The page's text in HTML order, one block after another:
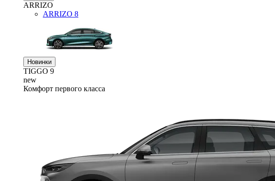
ARRIZO
ARRIZO 8
Новинки
TIGGO 9
new
Комфорт первого класса